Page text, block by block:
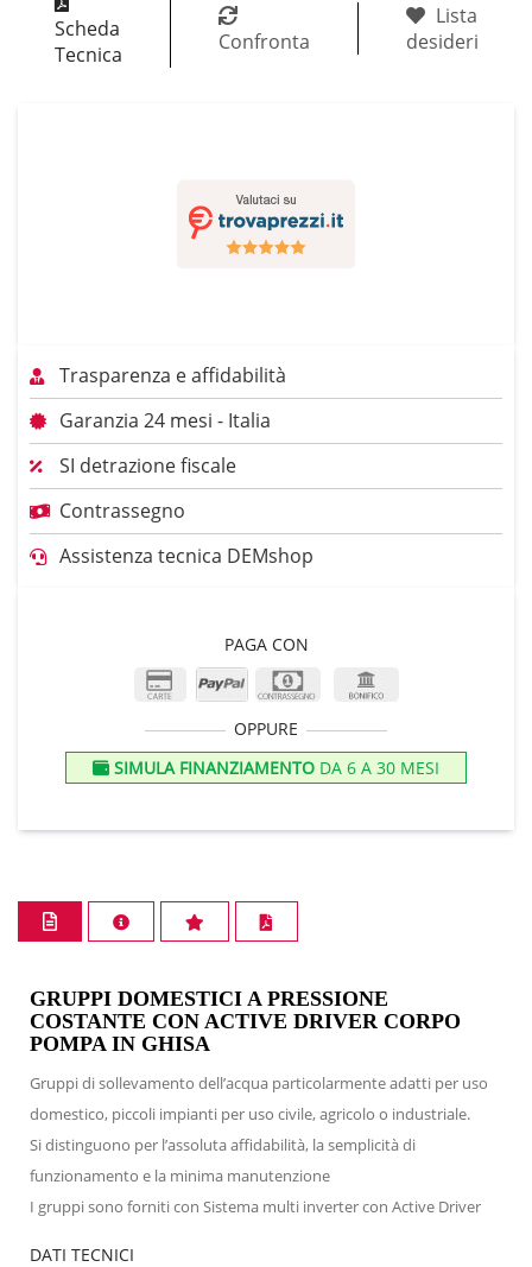
Scheda
Tecnica
Confronta
Lista
desideri
Trasparenza e affidabilità
Garanzia 24 mesi - Italia
SI detrazione fiscale
Contrassegno
Assistenza tecnica DEMshop
PAGA CON
OPPURE
SIMULA FINANZIAMENTO DA 6 A 30 MESI
GRUPPI DOMESTICI A PRESSIONE
COSTANTE CON ACTIVE DRIVER CORPO
POMPA IN GHISA
Gruppi di sollevamento dell’acqua particolarmente adatti per uso
domestico, piccoli impianti per uso civile, agricolo o industriale.
Si distinguono per l’assoluta affidabilità, la semplicità di
funzionamento e la minima manutenzione
I gruppi sono forniti con Sistema multi inverter con Active Driver
DATI TECNICI